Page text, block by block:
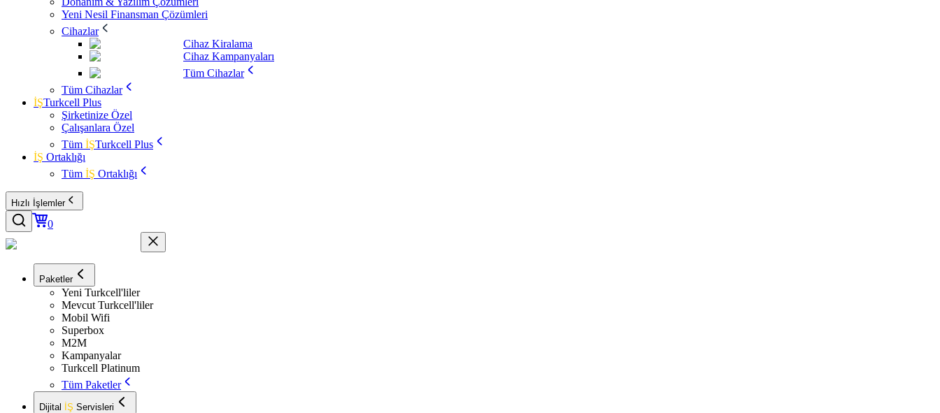
Yeni Nesil Finansman Çözümleri
Cihazlar
Cihaz Kiralama
Cihaz Kampanyaları
Tüm Cihazlar
Tüm Cihazlar
İŞTurkcell Plus
Şirketinize Özel
Çalışanlara Özel
Tüm İŞTurkcell Plus
İŞ Ortaklığı
Tüm İŞ Ortaklığı
Hızlı İşlemler
0
Paketler
Yeni Turkcell'liler
Mevcut Turkcell'liler
Mobil Wifi
Superbox
M2M
Kampanyalar
Turkcell Platinum
Tüm Paketler
Dijital İŞ Servisleri